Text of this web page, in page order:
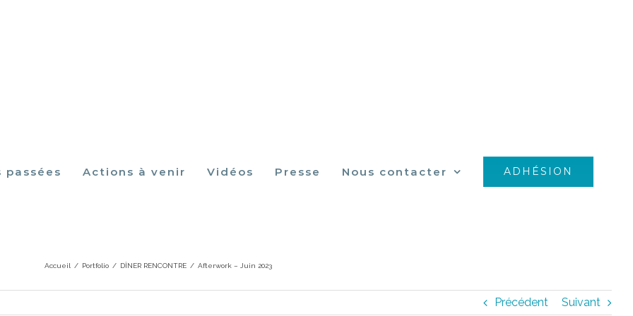
passées Actions à venir Vidéos Presse Nous contacter ADHÉSION
Accueil / Portfolio / DÎNER RENCONTRE / Afterwork – Juin 2023
Précédent Suivant